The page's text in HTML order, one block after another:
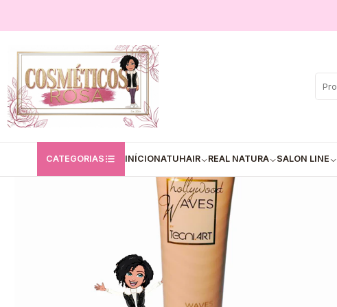
CATEGORIAS INÍCIONATUHAIR REAL NATURA SALON LINE